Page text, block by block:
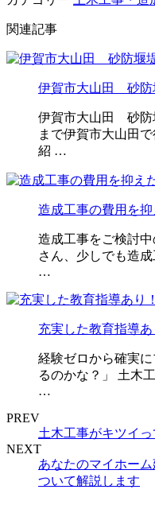
関連記事
伊賀市大山田 砂防
伊賀市大山田 砂防
まで伊賀市大山田
紹 …
造成工事の費用を抑
造成工事をご検討
さん、少しでも造
…
充実した教育指導
経験ゼロから確実
るのかな？」 土木
…
PREV
土木工事がキツイ
NEXT
あなたのマイホー
ついて解説します